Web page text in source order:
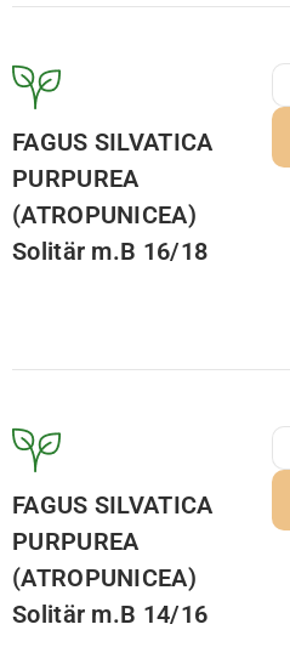
FAGUS SILVATICA
PURPUREA
(ATROPUNICEA)
Solitär m.B 16/18
FAGUS SILVATICA
PURPUREA
(ATROPUNICEA)
Solitär m.B 14/16